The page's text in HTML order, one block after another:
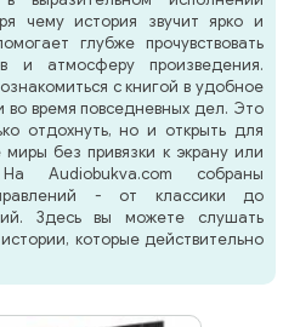
чему история звучит ярко и
глубже прочувствовать
и атмосферу произведения.
с книгой в удобное
время повседневных дел. Это
отдохнуть, но и открыть для
без привязки к экрану или
Audiobukva.com собраны
- от классики до
Здесь вы можете слушать
которые действительно